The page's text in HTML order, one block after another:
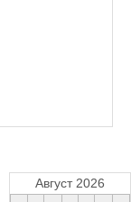
Август 2026